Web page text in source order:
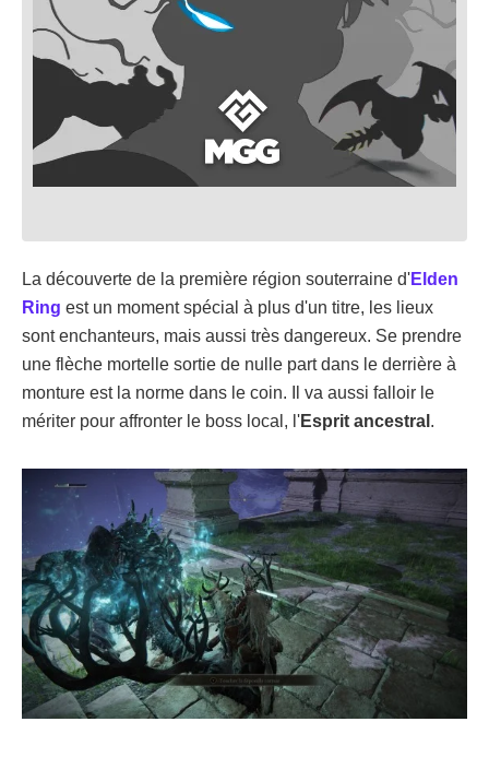
La découverte de la première région souterraine d'Elden
Ring est un moment spécial à plus d'un titre, les lieux
sont enchanteurs, mais aussi très dangereux. Se prendre
une flèche mortelle sortie de nulle part dans le derrière à
monture est la norme dans le coin. Il va aussi falloir le
mériter pour affronter le boss local, l'Esprit ancestral .